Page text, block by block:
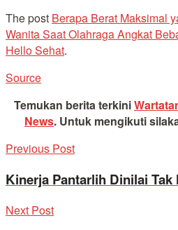
The post Berapa Berat Maksimal
Wanita Saat Olahraga Angkat
Hello Sehat.
Source
Temukan berita terkini
News. Untuk mengikuti
Previous Post
Kinerja Pantarlih Dinilai Tak
Next Post